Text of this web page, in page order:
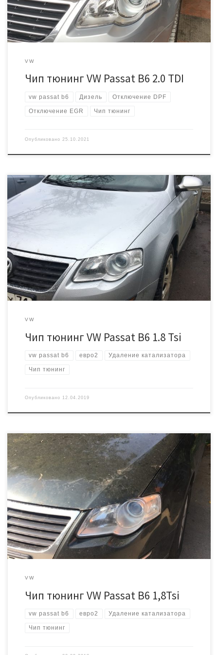
крутящего момента, перенастраиваем смесь под отсутствие […]
VW
Чип тюнинг VW Passat B6 2.0 TDI
vw passat b6 Дизель Отключение DPF
Отключение EGR Чип тюнинг
Опубликовано 25.10.2021
Фольксваген Пассат 2008 года выпуска с турбированным
мотором 1,8. Буквенное обозначение двигателя — BZB. Пробег
97000 км. Катализатор выглядел вот так: После физического
удаления катализатора приступаем к программной части. На
подготовку программы уходит примерно час времени. Запись
через разъем диагностики. На выходе получаем 210 лошадиных
сил и 320 Н.м крутящего […]
VW
Чип тюнинг VW Passat B6 1.8 Tsi
vw passat b6 евро2 Удаление катализатора
Чип тюнинг
Опубликовано 12.04.2019
Автомобиль 2007 года, с механической коробкой передач.
Буквенное обозначение двигателя BZB, мощность 160 л.с. Был
вырезан катализатор, автомобиль прибыл с ошибкой. Работы
по прошивке выполняются через диагностический разьем На всю
процедуру уходит примерно 1 час времени. Качественная
прошивка под Евро2 и 200 лошадиных сил. Стоимость 14000
рублей.
VW
Чип тюнинг VW Passat B6 1,8Tsi
vw passat b6 евро2 Удаление катализатора
Чип тюнинг